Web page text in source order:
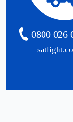
0800 026